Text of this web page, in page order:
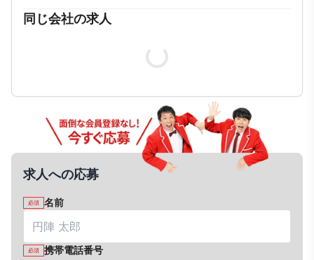
同じ会社の求人
求人への応募
必須 名前
必須 携帯電話番号